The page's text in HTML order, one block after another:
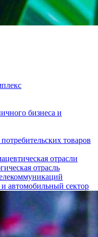
бизнеса и
товаров
отрасли
отрасль
автомобильный сектор